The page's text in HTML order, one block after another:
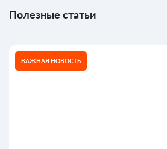
Полезные статьи
ВАЖНАЯ НОВОСТЬ